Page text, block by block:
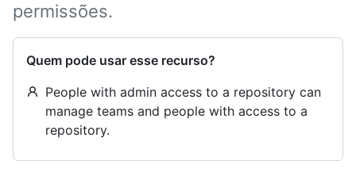
permissões.
Quem pode usar esse recurso?
People with admin access to a repository can
manage teams and people with access to a
repository.